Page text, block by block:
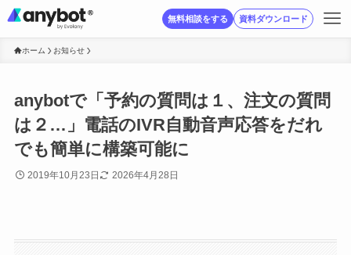
無料相談をする 資料ダウンロード
ホーム お知らせ
anybotで「予約の質問は１、注文の質問
は２…」電話のIVR自動音声応答をだれ
でも簡単に構築可能に
2019年10月23日 2026年4月28日